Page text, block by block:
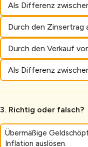
Als Differenz
Durch den Zinsertrag
Durch den Verkauf
Als Differenz
Richtig oder falsch?
Übermäßige
Inflation auslösen.